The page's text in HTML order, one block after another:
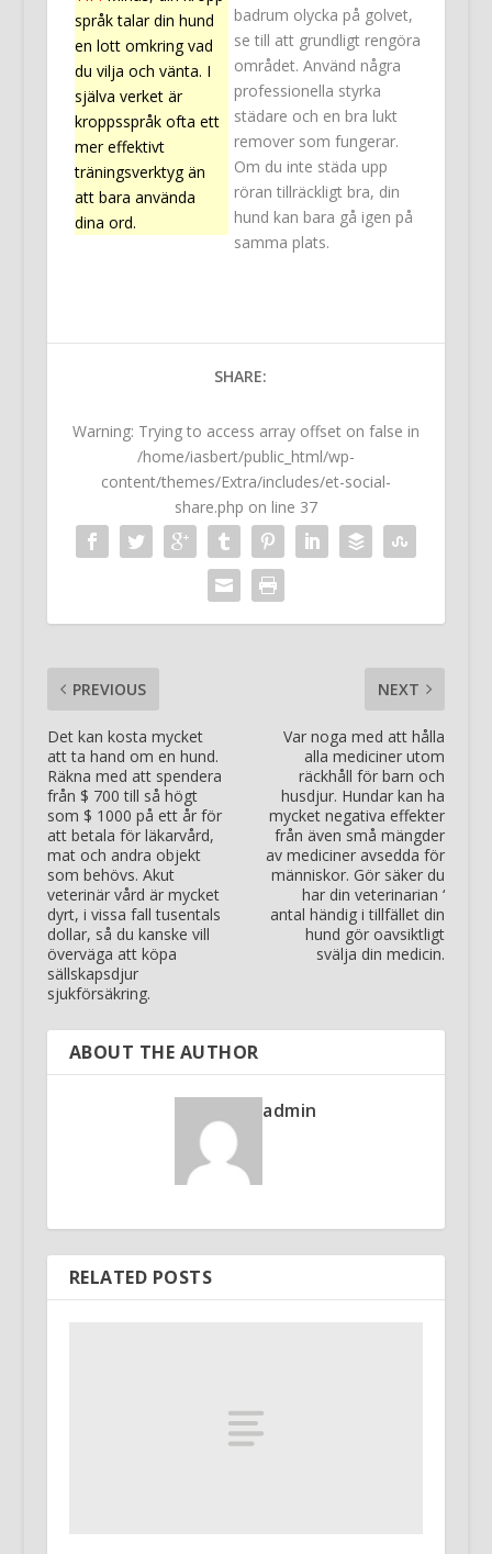
språk talar din hund
en lott omkring vad
du vilja och vänta. I
själva verket är
kroppsspråk ofta ett
mer effektivt
träningsverktyg än
att bara använda
dina ord.
badrum olycka på golvet,
se till att grundligt rengöra
området. Använd några
professionella styrka
städare och en bra lukt
remover som fungerar.
Om du inte städa upp
röran tillräckligt bra, din
hund kan bara gå igen på
samma plats.
SHARE:
Warning: Trying to access array offset on false in
/home/iasbert/public_html/wp-
content/themes/Extra/includes/et-social-
share.php on line 37
PREVIOUS
Det kan kosta mycket
att ta hand om en hund.
Räkna med att spendera
från $ 700 till så högt
som $ 1000 på ett år för
att betala för läkarvård,
mat och andra objekt
som behövs. Akut
veterinär vård är mycket
dyrt, i vissa fall tusentals
dollar, så du kanske vill
överväga att köpa
sällskapsdjur
sjukförsäkring.
NEXT
Var noga med att hålla
alla mediciner utom
räckhåll för barn och
husdjur. Hundar kan ha
mycket negativa effekter
från även små mängder
av mediciner avsedda för
människor. Gör säker du
har din veterinarian ‘
antal händig i tillfället din
hund gör oavsiktligt
svälja din medicin.
ABOUT THE AUTHOR
admin
RELATED POSTS